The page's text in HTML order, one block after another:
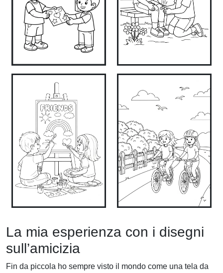
La mia esperienza con i disegni
sull’amicizia
Fin da piccola ho sempre visto il mondo come una tela da